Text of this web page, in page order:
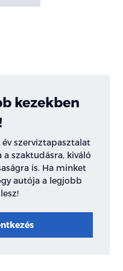
kezekben
szerviztapasztalat
a szaktudásra, kiváló
is. Ha minket
autója a legjobb